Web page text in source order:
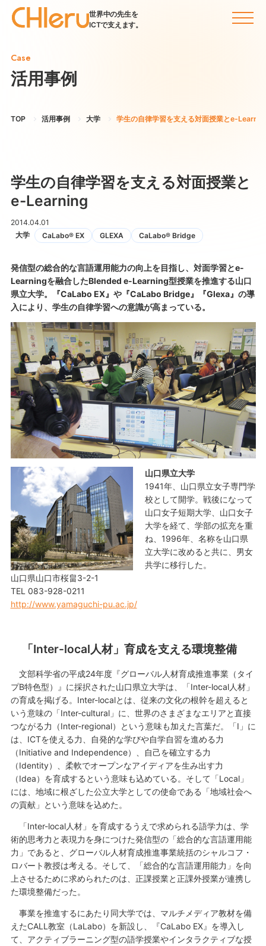
世界中の先生を
ICTで支えます。
Case
活用事例
TOP 活用事例 大学 学生の自律学習を支える対面授業とe-
学生の自律学習を支える対面授業と
e-Learning
2014.04.01
大学
CaLabo® EX GLEXA CaLabo® Bridge
発信型の総合的な言語運用能力の向上を目指し、対面学習とe-
Learningを融合したBlended e-Learning型授業を推進する山口
県立大学。『CaLabo EX』や『CaLabo Bridge』『Glexa』の導
入により、学生の自律学習への意識が高まっている。
山口県立大学
1941年、山口県立女子専門学
校として開学。戦後になって
山口女子短期大学、山口女子
大学を経て、学部の拡充を重
ね、1996年、名称を山口県
立大学に改めると共に、男女
共学に移行した。
山口県山口市桜畠3-2-1
TEL 083-928-0211
http://www.yamaguchi-pu.ac.jp/
「Inter-local人材」育成を支える環境整備
文部科学省の平成24年度『グローバル人材育成推進事業（タイ
プB特色型）』に採択された山口県立大学は、「Inter-local人材」
の育成を掲げる。Inter-localとは、従来の文化の根幹を超えると
いう意味の「Inter-cultural」に、世界のさまざまなエリアと直接
つながる力（Inter-regional）という意味も加えた言葉だ。「I」に
は、ICTを使える力、自発的な学びや自学自習を進める力
（Initiative and Independence）、自己を確立する力
（Identity）、柔軟でオープンなアイディアを生み出す力
（Idea）を育成するという意味も込めている。そして「Local」
には、地域に根ざした公立大学としての使命である「地域社会へ
の貢献」という意味を込めた。
「Inter-local人材」を育成するうえで求められる語学力は、学
術的思考力と表現力を身につけた発信型の「総合的な言語運用能
力」であると、グローバル人材育成推進事業統括のシャルコフ・
ロバート教授は考える。そして、「総合的な言語運用能力」を向
上させるために求められたのは、正課授業と正課外授業が連携し
た環境整備だった。
事業を推進するにあたり同大学では、マルチメディア教材を備
えたCALL教室（LaLabo）を新設し、『CaLabo EX』を導入し
て、アクティブラーニング型の語学授業やインタラクティブな授